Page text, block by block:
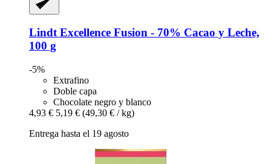
Lindt Excellence Fusion -​ 70% Cacao y Leche,
100 g
-5%
Extrafino
Doble capa
Chocolate negro y blanco
4,93 € 5,19 € (49,30 € / kg)
Entrega hasta el 19 agosto